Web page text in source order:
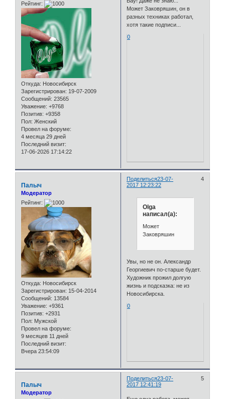
Рейтинг:
Откуда: Новосибирск
Зарегистрирован: 19-07-2009
Сообщений: 23565
Уважение: +9768
Позитив: +9358
Пол: Женский
Провел на форуме:
4 месяца 29 дней
Последний визит:
17-06-2026 17:14:22
Может Заковряшин, он в
разных техниках работал,
хотя такие подписи...
0
Поделиться 4
23-07-
2017 12:23:22
Палыч
Модератор
Рейтинг:
Откуда: Новосибирск
Зарегистрирован: 15-04-2014
Сообщений: 13584
Уважение: +9361
Позитив: +2931
Пол: Мужской
Провел на форуме:
9 месяцев 11 дней
Последний визит:
Вчера 23:54:09
Olga
написал(а):
Может
Заковряшин
Увы, но не он. Александр
Георгиевич по-старше будет.
Художник прожил долгую
жизнь и подсказка: не из
Новосибирска.
0
Поделиться 5
23-07-
2017 12:41:19
Палыч
Модератор